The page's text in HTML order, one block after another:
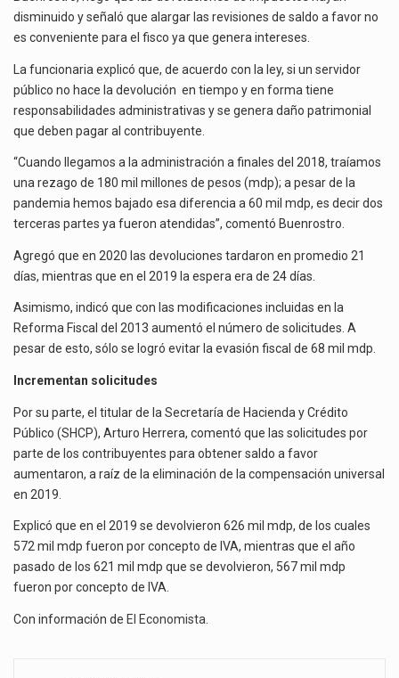
Las métricas tradicionales de los parques industriales —absorción, ocupación y metros cuadrados desarrollados— resultan insuficientes…
El Tribunal Federal de Justicia Administrativa (TFJA), a través de su Segunda Sala Regional en…
SALDOS
disminuido y señaló que alargar las revisiones de saldo a favor no
es conveniente para el fisco ya que genera intereses.
La funcionaria explicó que, de acuerdo con la ley, si un servidor
público no hace la devolución en tiempo y en forma tiene
responsabilidades administrativas y se genera daño patrimonial
que deben pagar al contribuyente.
“Cuando llegamos a la administración a finales del 2018, traíamos
una rezago de 180 mil millones de pesos (mdp); a pesar de la
pandemia hemos bajado esa diferencia a 60 mil mdp, es decir dos
terceras partes ya fueron atendidas”, comentó Buenrostro.
Agregó que en 2020 las devoluciones tardaron en promedio 21
días, mientras que en el 2019 la espera era de 24 días.
Asimismo, indicó que con las modificaciones incluidas en la
Reforma Fiscal del 2013 aumentó el número de solicitudes. A
pesar de esto, sólo se logró evitar la evasión fiscal de 68 mil mdp.
Incrementan solicitudes
Por su parte, el titular de la Secretaría de Hacienda y Crédito
Público (SHCP), Arturo Herrera, comentó que las solicitudes por
parte de los contribuyentes para obtener saldo a favor
aumentaron, a raíz de la eliminación de la compensación universal
en 2019.
Explicó que en el 2019 se devolvieron 626 mil mdp, de los cuales
572 mil mdp fueron por concepto de IVA, mientras que el año
pasado de los 621 mil mdp que se devolvieron, 567 mil mdp
fueron por concepto de IVA.
Con información de El Economista